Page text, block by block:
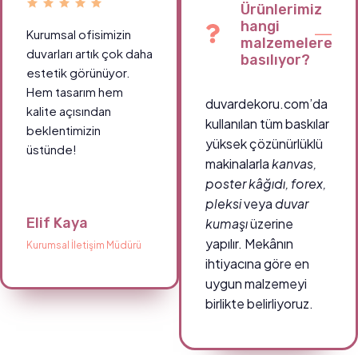
Kurumsal ofisimizin
duvarları artık çok daha
estetik görünüyor.
Hem tasarım hem
kalite açısından
beklentimizin
üstünde!
Elif Kaya
Kurumsal İletişim Müdürü
Ürünlerimiz
hangi
malzemelere
basılıyor?
duvardekoru.com’da
kullanılan tüm baskılar
yüksek çözünürlüklü
makinalarlakanvas,
poster kâğıdı, forex,
pleksiveya duvar
kumaşıüzerine
yapılır. Mekânın
ihtiyacına göre en
uygun malzemeyi
birlikte belirliyoruz.